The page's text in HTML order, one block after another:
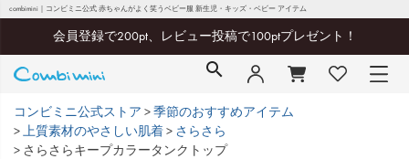
combimini｜コンビミニ公式 赤ちゃんがよく笑うベビー服 新生児・キッズ・ベビー アイテム
会員登録で200pt、レビュー投稿で100ptプレゼント！
コンビミニ公式ストア
季節のおすすめアイテム
上質素材のやさしい肌着
さらさら
さらさらキープカラータンクトップ